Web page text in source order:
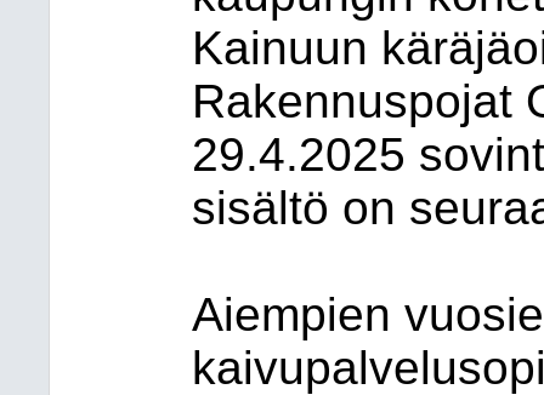
Kainuun
Rakennuspojat
29.4.2025
sisältö on
Aiempien